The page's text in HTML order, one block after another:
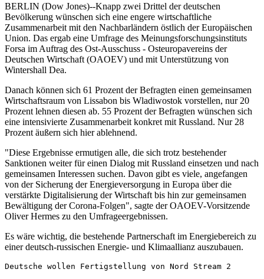
BERLIN (Dow Jones)--Knapp zwei Drittel der deutschen
Bevölkerung wünschen sich eine engere wirtschaftliche
Zusammenarbeit mit den Nachbarländern östlich der Europäischen
Union. Das ergab eine Umfrage des Meinungsforschungsinstituts
Forsa im Auftrag des Ost-Ausschuss - Osteuropavereins der
Deutschen Wirtschaft (OAOEV) und mit Unterstützung von
Wintershall Dea.
Danach können sich 61 Prozent der Befragten einen gemeinsamen
Wirtschaftsraum von Lissabon bis Wladiwostok vorstellen, nur 20
Prozent lehnen diesen ab. 55 Prozent der Befragten wünschen sich
eine intensivierte Zusammenarbeit konkret mit Russland. Nur 28
Prozent äußern sich hier ablehnend.
"Diese Ergebnisse ermutigen alle, die sich trotz bestehender
Sanktionen weiter für einen Dialog mit Russland einsetzen und nach
gemeinsamen Interessen suchen. Davon gibt es viele, angefangen
von der Sicherung der Energieversorgung in Europa über die
verstärkte Digitalisierung der Wirtschaft bis hin zur gemeinsamen
Bewältigung der Corona-Folgen", sagte der OAOEV-Vorsitzende
Oliver Hermes zu den Umfrageergebnissen.
Es wäre wichtig, die bestehende Partnerschaft im Energiebereich zu
einer deutsch-russischen Energie- und Klimaallianz auszubauen.